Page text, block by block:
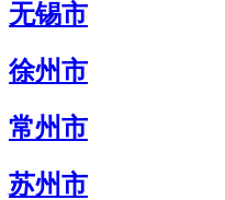
无锡市
徐州市
常州市
苏州市